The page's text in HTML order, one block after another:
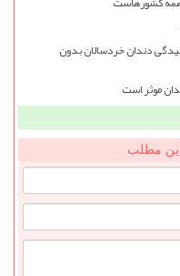
دندان خردسالان بدون
موثر است
مطلب